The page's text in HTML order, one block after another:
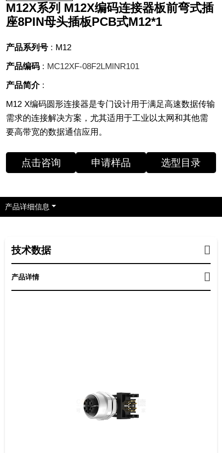
M12X系列 M12X编码连接器板前弯式插
座8PIN母头插板PCB式M12*1
产品系列号 : M12
产品编码 : MC12XF-08F2LMlNR101
产品简介:
M12 X编码圆形连接器是专门设计用于满足高速数据传输
需求的连接解决方案，尤其适用于工业以太网和其他需
要高带宽的数据通信应用。
点击咨询 申请样品 选型目录
产品详细信息
技术数据
产品详情